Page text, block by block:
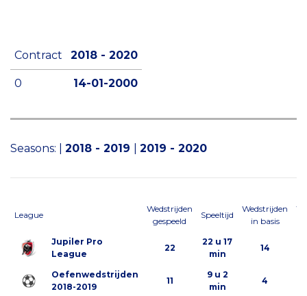
Contract 2018 - 2020
0 14-01-2000
Seasons: 2018 - 2019 2019 - 2020
League
Wedstrijden
gespeeld
Speeltijd
Wedstrijden
in basis
Jupiler Pro
League
22
22 u 17
min
14
Oefenwedstrijden
2018-2019
11
9 u 2
min
4